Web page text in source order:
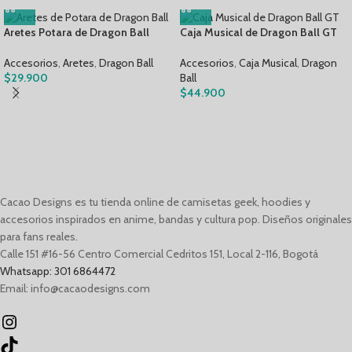
Aretes Potara de Dragon Ball
Accesorios, Aretes, Dragon Ball
$29.900
Caja Musical de Dragon Ball GT
Accesorios, Caja Musical, Dragon
Ball
$44.900
Cacao Designs es tu tienda online de camisetas geek, hoodies y
accesorios inspirados en anime, bandas y cultura pop. Diseños originales
para fans reales.
Calle 151 #16-56 Centro Comercial Cedritos 151, Local 2-116, Bogotá
Whatsapp: 301 6864472
Email: info@cacaodesigns.com